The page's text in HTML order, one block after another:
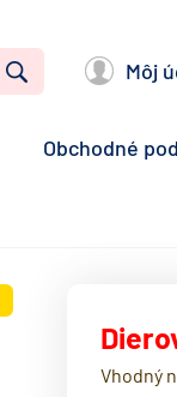
Vyhľadať Môj
Obchodné
Vhodný